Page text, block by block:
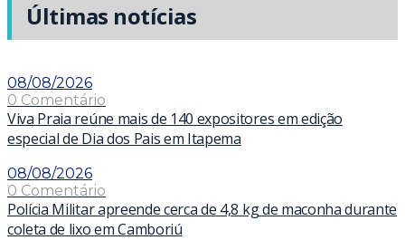
Últimas notícias
08/08/2026
0 Comentário
Viva Praia reúne mais de 140 expositores em edição
especial de Dia dos Pais em Itapema
08/08/2026
0 Comentário
Polícia Militar apreende cerca de 4,8 kg de maconha durante
coleta de lixo em Camboriú